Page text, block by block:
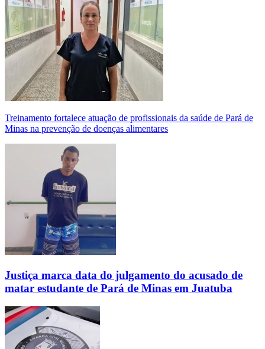
Treinamento fortalece atuação de profissionais da saúde de Pará de
Minas na prevenção de doenças alimentares
Justiça marca data do julgamento do acusado de
matar estudante de Pará de Minas em Juatuba